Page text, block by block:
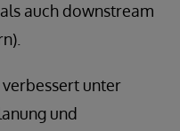
auch downstream
unter
und